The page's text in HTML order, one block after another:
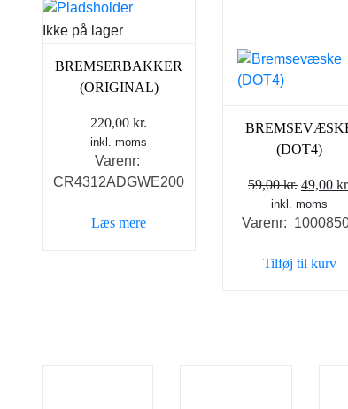
Ikke på lager
BREMSERBAKKER
(ORIGINAL)
220,00 kr.
inkl. moms
Varenr:
CR4312ADGWE200
Læs mere
(DOT4)
59,00kr. Den
pris
59,00
49,00
inkl. moms
Varenr:
Tilføj til kurv